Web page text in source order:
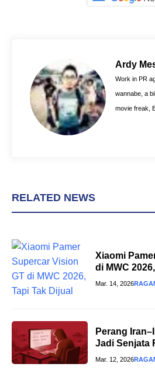
k
r
e
s
h
p
p
Ardy
Work in PR
wannabe, a
movie freak,
RELATED NEWS
Xiaomi
di MWC
Mar. 14, 2026
Perang
Jadi Senjata
Mar. 12, 2026